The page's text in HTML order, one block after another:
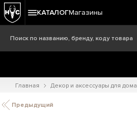
КАТАЛОГМагазины
Главная Декор и аксессуары для дома
Предыдущий